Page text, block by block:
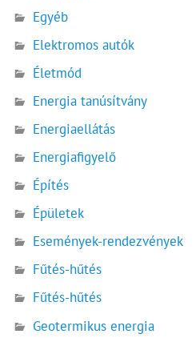
Egyéb
Elektromos autók
Életmód
Energia tanúsítvány
Energiaellátás
Energiafigyelő
Építés
Épületek
Események-rendezvények
Fűtés-hűtés
Fűtés-hűtés
Geotermikus energia